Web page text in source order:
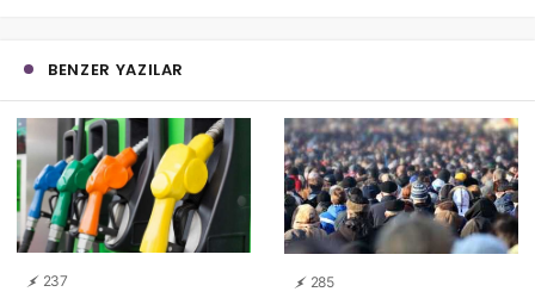
BENZER YAZILAR
237 285